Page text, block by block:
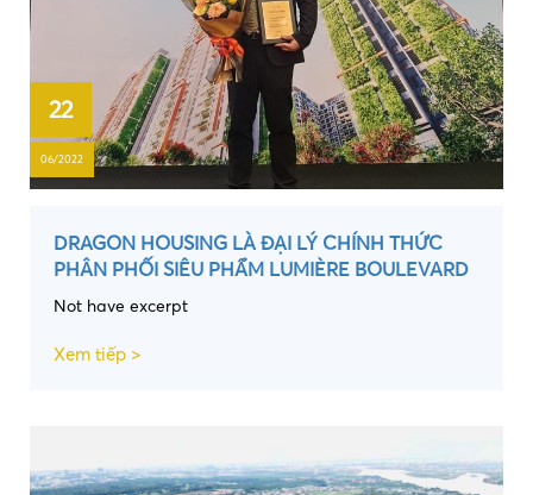
22
06/2022
DRAGON HOUSING LÀ ĐẠI LÝ CHÍNH THỨC
PHÂN PHỐI SIÊU PHẨM LUMIÈRE BOULEVARD
Not have excerpt
Xem tiếp >